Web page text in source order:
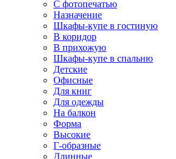
С фотопечатью
Назначение
Шкафы-купе в гостиную
В коридор
В прихожую
Шкафы-купе в спальню
Детские
Офисные
Для книг
Для одежды
На балкон
Форма
Высокие
Г-образные
Длинные